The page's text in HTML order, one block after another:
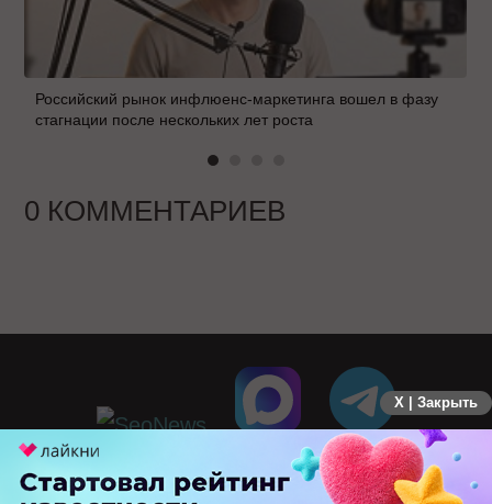
Российский рынок инфлюенс-маркетинга вошел в фазу
стагнации после нескольких лет роста
0 КОММЕНТАРИЕВ
X | Закрыть
ПЕРЕЙТИ НА ПОЛНУЮ ВЕРСИЮ